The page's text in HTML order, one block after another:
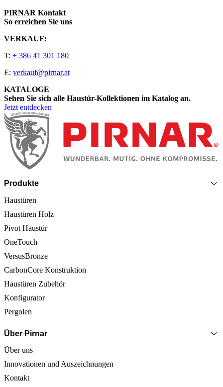
PIRNAR Kontakt
So erreichen Sie uns
VERKAUF:
T: + 386 41 301 180
E: verkauf@pirnar.at
KATALOGE
Sehen Sie sich alle Haustür-Kollektionen im Katalog an.
Jetzt entdecken
Seitenfooter
Produkte
Haustüren
Haustüren Holz
Pivot Haustür
OneTouch
VersusBronze
CarbonCore Konstruktion
Haustüren Zubehör
Konfigurator
Pergolen
Über Pirnar
Über uns
Innovationen und Auszeichnungen
Kontakt